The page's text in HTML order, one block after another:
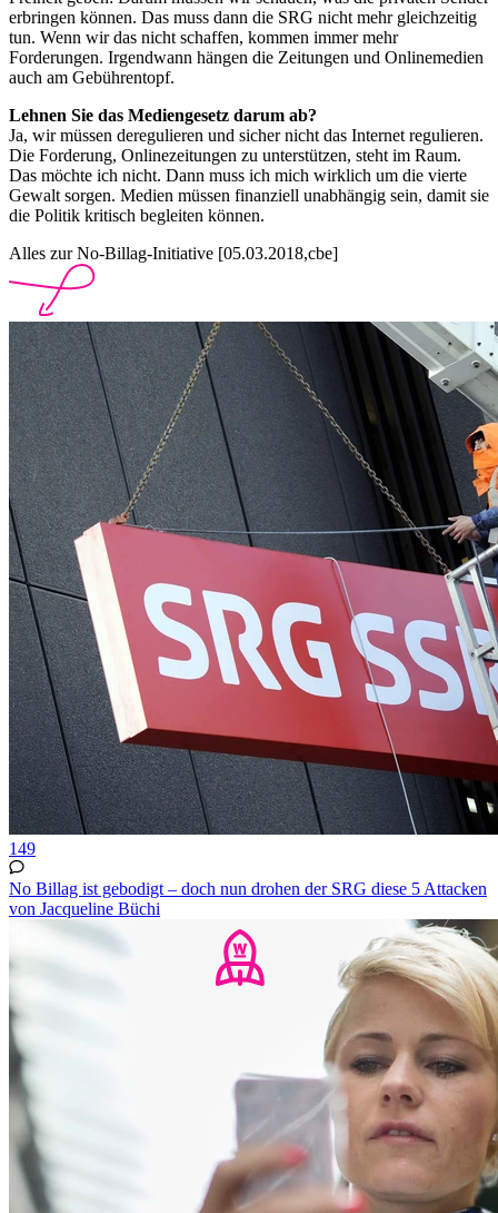
erbringen können. Das muss dann die SRG nicht mehr gleichzeitig
tun. Wenn wir das nicht schaffen, kommen immer mehr
Forderungen. Irgendwann hängen die Zeitungen und Onlinemedien
auch am Gebührentopf.
Lehnen Sie das Mediengesetz darum ab?
Ja, wir müssen deregulieren und sicher nicht das Internet regulieren.
Die Forderung, Onlinezeitungen zu unterstützen, steht im Raum.
Das möchte ich nicht. Dann muss ich mich wirklich um die vierte
Gewalt sorgen. Medien müssen finanziell unabhängig sein, damit sie
die Politik kritisch begleiten können.
Alles zur No-Billag-Initiative [05.03.2018,cbe]
149
No Billag ist gebodigt – doch nun drohen der SRG diese 5 Attacken
von Jacqueline Büchi